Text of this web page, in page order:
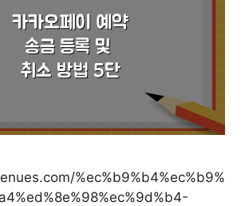
%ec%b9%b4%ec%b9%